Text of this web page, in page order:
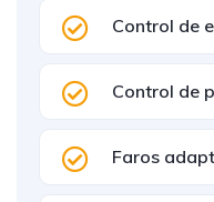
Control de
Control de
Faros